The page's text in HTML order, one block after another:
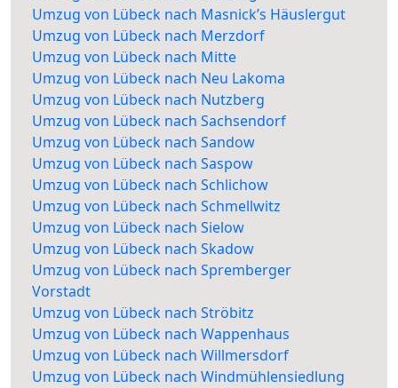
Umzug von Lübeck nach Masnick’s Häuslergut
Umzug von Lübeck nach Merzdorf
Umzug von Lübeck nach Mitte
Umzug von Lübeck nach Neu Lakoma
Umzug von Lübeck nach Nutzberg
Umzug von Lübeck nach Sachsendorf
Umzug von Lübeck nach Sandow
Umzug von Lübeck nach Saspow
Umzug von Lübeck nach Schlichow
Umzug von Lübeck nach Schmellwitz
Umzug von Lübeck nach Sielow
Umzug von Lübeck nach Skadow
Umzug von Lübeck nach Spremberger
Vorstadt
Umzug von Lübeck nach Ströbitz
Umzug von Lübeck nach Wappenhaus
Umzug von Lübeck nach Willmersdorf
Umzug von Lübeck nach Windmühlensiedlung